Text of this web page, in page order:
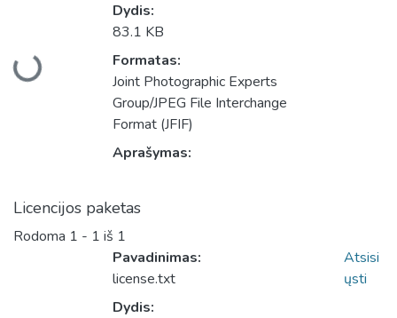
Įkeliama...
Dydis:
83.1 KB
Formatas:
Joint Photographic Experts
Group/JPEG File Interchange
Format (JFIF)
Aprašymas:
Licencijos paketas
Rodoma 1 - 1 iš 1
Pavadinimas:
license.txt
Dydis:
Atsisi
ųsti